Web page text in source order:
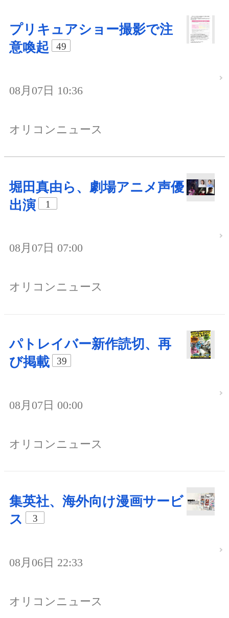
プリキュアショー撮影で注
意喚起
49
08月07日 10:36
オリコンニュース
堀田真由ら、劇場アニメ声優
出演
1
08月07日 07:00
オリコンニュース
パトレイバー新作読切、再
び掲載
39
08月07日 00:00
オリコンニュース
集英社、海外向け漫画サービ
ス
3
08月06日 22:33
オリコンニュース